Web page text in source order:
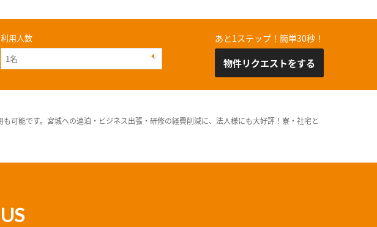
利用人数 あと1ステップ！簡単30秒！
物件リクエストをする
可能です。宮城への連泊・ビジネス出張・研修の経費削減に、法人様にも大好評！寮・社宅と